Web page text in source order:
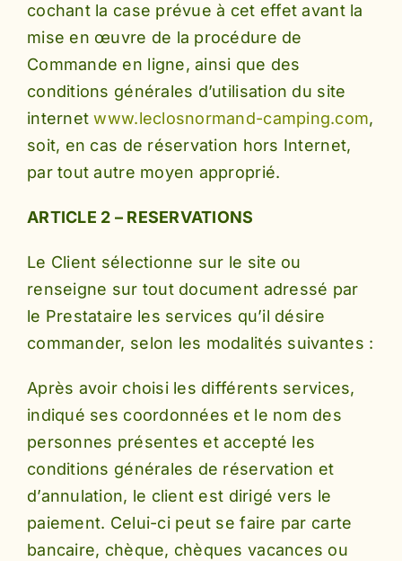
cochant la case prévue à cet effet avant la
mise en œuvre de la procédure de
Commande en ligne, ainsi que des
conditions générales d’utilisation du site
internetwww.leclosnormand-camping.com,
soit, en cas de réservation hors Internet,
par tout autre moyen approprié.
ARTICLE 2 – RESERVATIONS
Le Client sélectionne sur le site ou
renseigne sur tout document adressé par
le Prestataire les services qu’il désire
commander, selon les modalités suivantes :
Après avoir choisi les différents services,
indiqué ses coordonnées et le nom des
personnes présentes et accepté les
conditions générales de réservation et
d’annulation, le client est dirigé vers le
paiement. Celui-ci peut se faire par carte
bancaire, chèque, chèques vacances ou